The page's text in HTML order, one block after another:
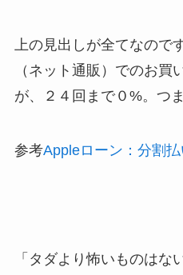
上の見出しが全てなので
（ネット通販）でのお買
が、２４回まで０%。つ
参考Appleローン：分割
「タダより怖いものはな